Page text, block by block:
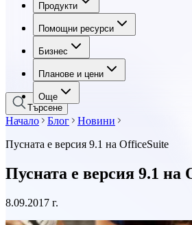
Продукти
Помощни ресурси
Бизнес
Планове и цени
Още
Продукти
Помощни ресурси
Бизнес
Планове и цени
Търсене
Начало Блог
Новини
Пусната е версия 9.1 на OfficeSuite
Пусната е версия 9.1 на
8.09.2017 г.